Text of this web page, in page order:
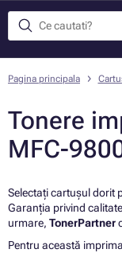
Pagina principala
Tonere
MFC-
Selectați cartușul dorit
Garanția privind
urmare, TonerPartner
Pentru această